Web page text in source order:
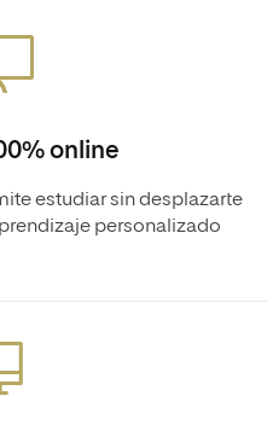
online
estudiar sin desplazarte
personalizado